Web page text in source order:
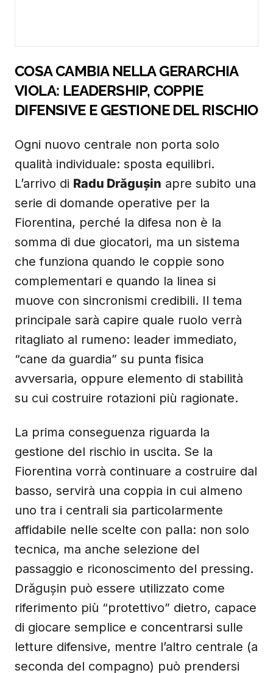
COSA CAMBIA NELLA GERARCHIA
VIOLA: LEADERSHIP, COPPIE
DIFENSIVE E GESTIONE DEL RISCHIO
Ogni nuovo centrale non porta solo
qualità individuale: sposta equilibri.
L’arrivo di Radu Drăgușin apre subito una
serie di domande operative per la
Fiorentina, perché la difesa non è la
somma di due giocatori, ma un sistema
che funziona quando le coppie sono
complementari e quando la linea si
muove con sincronismi credibili. Il tema
principale sarà capire quale ruolo verrà
ritagliato al rumeno: leader immediato,
“cane da guardia” su punta fisica
avversaria, oppure elemento di stabilità
su cui costruire rotazioni più ragionate.
La prima conseguenza riguarda la
gestione del rischio in uscita. Se la
Fiorentina vorrà continuare a costruire dal
basso, servirà una coppia in cui almeno
uno tra i centrali sia particolarmente
affidabile nelle scelte con palla: non solo
tecnica, ma anche selezione del
passaggio e riconoscimento del pressing.
Drăgușin può essere utilizzato come
riferimento più “protettivo” dietro, capace
di giocare semplice e concentrarsi sulle
letture difensive, mentre l’altro centrale (a
seconda del compagno) può prendersi